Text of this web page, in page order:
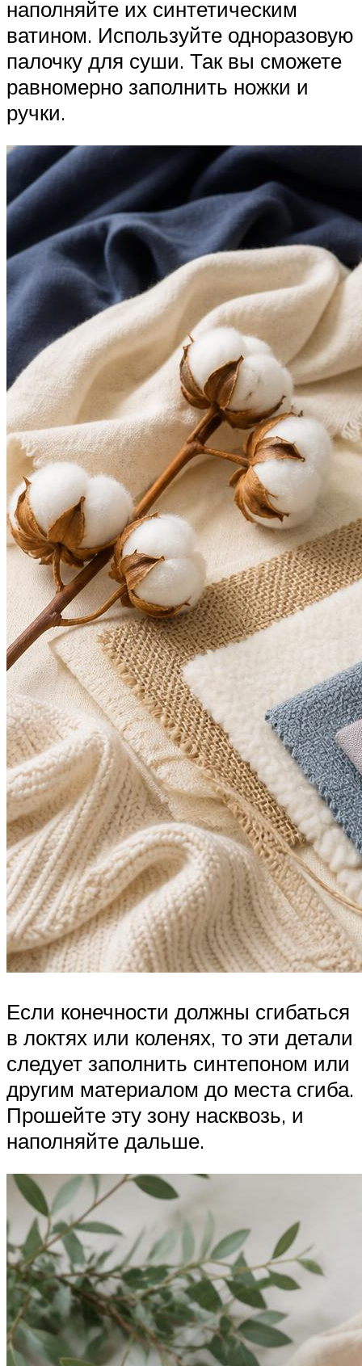
наполняйте их синтетическим
ватином. Используйте одноразовую
палочку для суши. Так вы сможете
равномерно заполнить ножки и
ручки.
Если конечности должны сгибаться
в локтях или коленях, то эти детали
следует заполнить синтепоном или
другим материалом до места сгиба.
Прошейте эту зону насквозь, и
наполняйте дальше.